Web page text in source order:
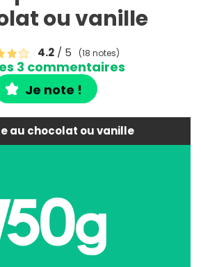
ou vanille
4.2/ 5 (18 notes)
3 commentaires
Je note !
au chocolat ou vanille